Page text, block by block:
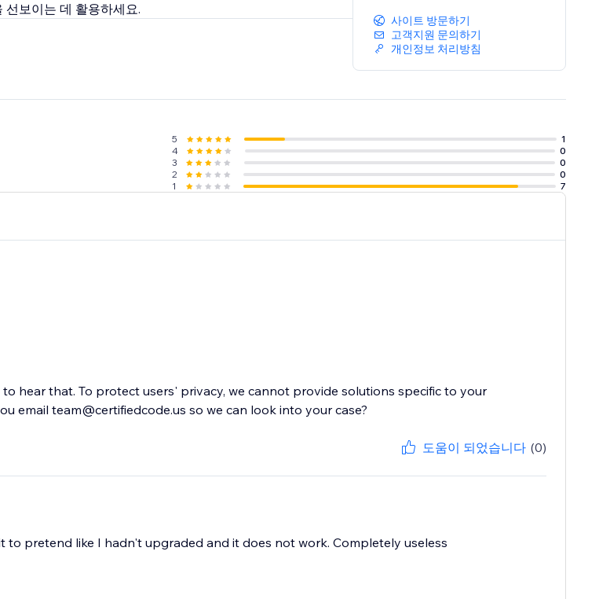
선보이는 데 활용하세요.
사이트 방문하기
고객지원 문의하기
개인정보 처리방침
5
1
4
0
3
0
2
0
1
7
to hear that. To protect users' privacy, we cannot provide solutions specific to your
email team@certifiedcode.us so we can look into your case?
도움이 되었습니다 (0)
to pretend like I hadn't upgraded and it does not work. Completely useless